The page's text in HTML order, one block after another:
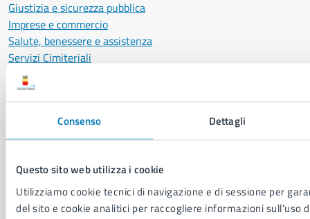
Consenso Dettagli
Questo sito web utilizza i cookie
Utilizziamo cookie tecnici di navigazione e di sessione per
del sito e cookie analitici per raccogliere informazioni sull'uso
Giustizia e sicurezza pubblica
Imprese e commercio
Salute, benessere e assistenza
Servizi Cimiteriali
Vita lavorativa
Notizie
Comunicati
Comunicati stampa della Giunta Comunale
Comunicati stampa del Consiglio Comunale